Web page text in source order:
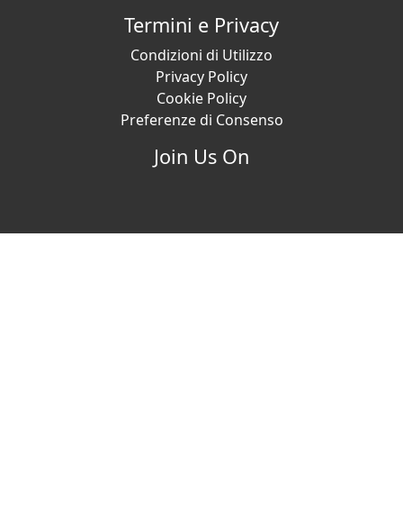
Termini e Privacy
Condizioni di Utilizzo
Privacy Policy
Cookie Policy
Preferenze di Consenso
Join Us On